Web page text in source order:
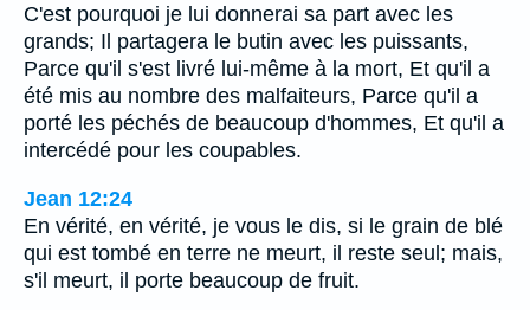
C'est pourquoi je lui donnerai sa part avec les
grands; Il partagera le butin avec les puissants,
Parce qu'il s'est livré lui-même à la mort, Et qu'il a
été mis au nombre des malfaiteurs, Parce qu'il a
porté les péchés de beaucoup d'hommes, Et qu'il a
intercédé pour les coupables.
Jean 12:24
En vérité, en vérité, je vous le dis, si le grain de blé
qui est tombé en terre ne meurt, il reste seul; mais,
s'il meurt, il porte beaucoup de fruit.